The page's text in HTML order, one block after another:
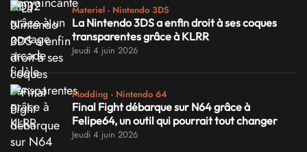
Materiel - Nintendo 3DS
La Nintendo 3DS a enfin droit à ses coques
transparentes grâce à KLRR
Jeudi 4 juin 2026
Modding - Nintendo 64
Final Fight débarque sur N64 grâce à
Felipe64, un outil qui pourrait tout changer
Jeudi 4 juin 2026